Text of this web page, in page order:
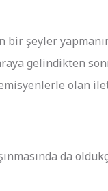
şeyler
gelindikten
olan
da